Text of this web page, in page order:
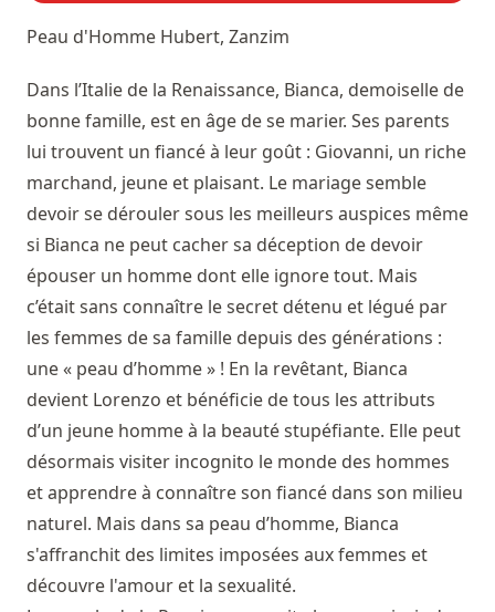
Peau d'Homme Hubert, Zanzim
Dans l’Italie de la Renaissance, Bianca, demoiselle de
bonne famille, est en âge de se marier. Ses parents
lui trouvent un fiancé à leur goût : Giovanni, un riche
marchand, jeune et plaisant. Le mariage semble
devoir se dérouler sous les meilleurs auspices même
si Bianca ne peut cacher sa déception de devoir
épouser un homme dont elle ignore tout. Mais
c’était sans connaître le secret détenu et légué par
les femmes de sa famille depuis des générations :
une « peau d’homme » ! En la revêtant, Bianca
devient Lorenzo et bénéficie de tous les attributs
d’un jeune homme à la beauté stupéfiante. Elle peut
désormais visiter incognito le monde des hommes
et apprendre à connaître son fiancé dans son milieu
naturel. Mais dans sa peau d’homme, Bianca
s'affranchit des limites imposées aux femmes et
découvre l'amour et la sexualité.